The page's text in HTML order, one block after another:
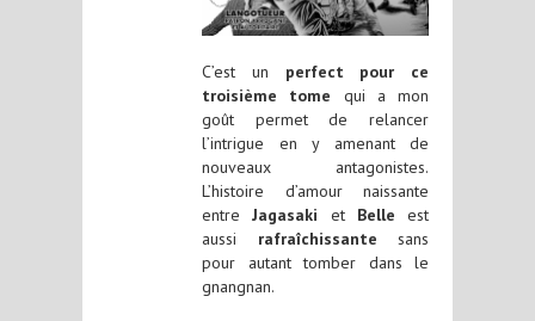
C’est un perfect pour ce
troisième tome qui a mon
goût permet de relancer
l’intrigue en y amenant de
nouveaux antagonistes.
L’histoire d’amour naissante
entreJagasaki et Belle est
aussi rafraîchissante sans
pour autant tomber dans le
gnangnan.